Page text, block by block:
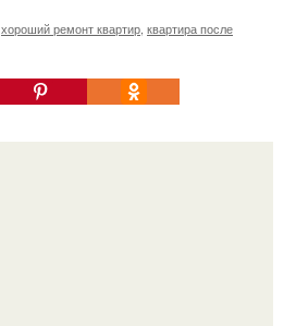
хороший ремонт квартир, квартира после